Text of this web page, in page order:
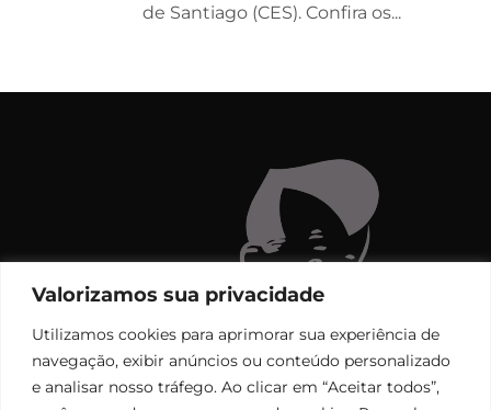
Valorizamos sua privacidade
Utilizamos cookies para aprimorar sua experiência de
navegação, exibir anúncios ou conteúdo personalizado
e analisar nosso tráfego. Ao clicar em “Aceitar todos”,
de Santiago (CES). Confira os...